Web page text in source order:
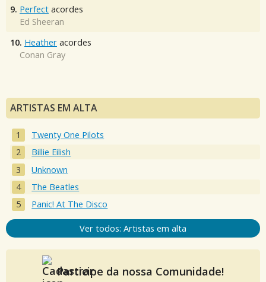
9. Perfect acordes
Ed Sheeran
10. Heather acordes
Conan Gray
ARTISTAS EM ALTA
Twenty One Pilots
Billie Eilish
Unknown
The Beatles
Panic! At The Disco
Ver todos: Artistas em alta
Participe da nossa Comunidade!